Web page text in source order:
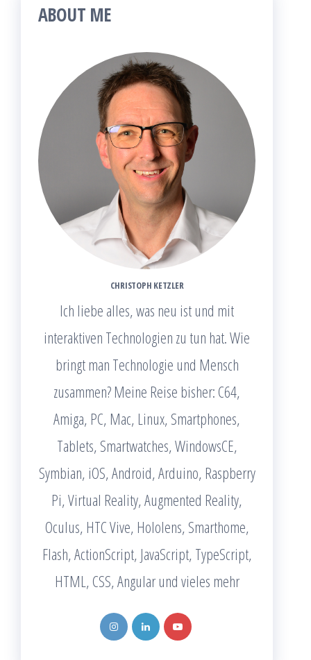
ABOUT ME
CHRISTOPH KETZLER
Ich liebe alles, was neu ist und mit
interaktiven Technologien zu tun hat. Wie
bringt man Technologie und Mensch
zusammen? Meine Reise bisher: C64,
Amiga, PC, Mac, Linux, Smartphones,
Tablets, Smartwatches, WindowsCE,
Symbian, iOS, Android, Arduino, Raspberry
Pi, Virtual Reality, Augmented Reality,
Oculus, HTC Vive, Hololens, Smarthome,
Flash, ActionScript, JavaScript, TypeScript,
HTML, CSS, Angular und vieles mehr